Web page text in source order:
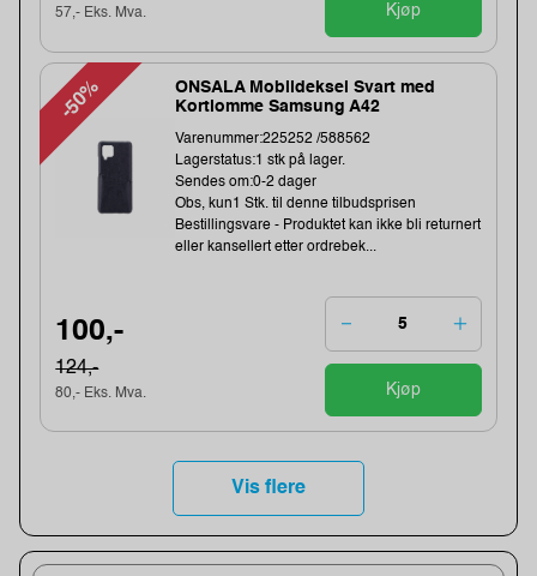
57,- Eks. Mva. Kjøp
-50%
ONSALA Mobildeksel Svart med
Kortlomme Samsung A42
Varenummer:225252 /588562
Lagerstatus:1 stk på lager.
Sendes om:0-2 dager
Obs, kun1 Stk. til denne tilbudsprisen
Bestillingsvare - Produktet kan ikke bli returnert
eller kansellert etter ordrebek...
100,-
124,-
80,- Eks. Mva. Kjøp
Vis flere